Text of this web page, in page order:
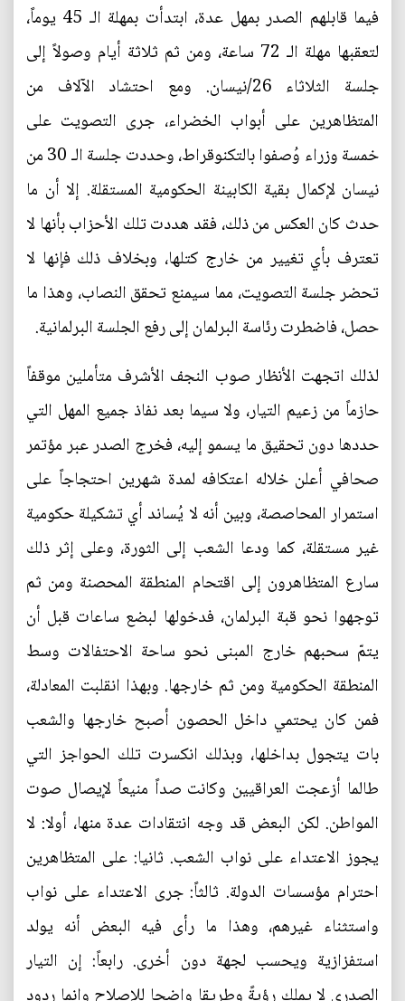
فيما قابلهم الصدر بمهل عدة، ابتدأت بمهلة الـ 45 يوماً،
لتعقبها مهلة الـ 72 ساعة، ومن ثم ثلاثة أيام وصولاً إلى
جلسة الثلاثاء 26/نيسان. ومع احتشاد الآلاف من
المتظاهرين على أبواب الخضراء، جرى التصويت على
خمسة وزراء وُصفوا بالتكنوقراط، وحددت جلسة الـ 30 من
نيسان لإكمال بقية الكابينة الحكومية المستقلة. إلا أن ما
حدث كان العكس من ذلك، فقد هددت تلك الأحزاب بأنها لا
تعترف بأي تغيير من خارج كتلها، وبخلاف ذلك فإنها لا
تحضر جلسة التصويت، مما سيمنع تحقق النصاب، وهذا ما
حصل، فاضطرت رئاسة البرلمان إلى رفع الجلسة البرلمانية.
لذلك اتجهت الأنظار صوب النجف الأشرف متأملين موقفاً
حازماً من زعيم التيار، ولا سيما بعد نفاذ جميع المهل التي
حددها دون تحقيق ما يسمو إليه، فخرج الصدر عبر مؤتمر
صحافي أعلن خلاله اعتكافه لمدة شهرين احتجاجاً على
استمرار المحاصصة، وبين أنه لا يُساند أي تشكيلة حكومية
غير مستقلة، كما ودعا الشعب إلى الثورة، وعلى إثر ذلك
سارع المتظاهرون إلى اقتحام المنطقة المحصنة ومن ثم
توجهوا نحو قبة البرلمان، فدخولها لبضع ساعات قبل أن
يتمّ سحبهم خارج المبنى نحو ساحة الاحتفالات وسط
المنطقة الحكومية ومن ثم خارجها. وبهذا انقلبت المعادلة،
فمن كان يحتمي داخل الحصون أصبح خارجها والشعب
بات يتجول بداخلها، وبذلك انكسرت تلك الحواجز التي
طالما أزعجت العراقيين وكانت صداً منيعاً لإيصال صوت
المواطن. لكن البعض قد وجه انتقادات عدة منها، أولا: لا
يجوز الاعتداء على نواب الشعب. ثانيا: على المتظاهرين
احترام مؤسسات الدولة. ثالثاً: جرى الاعتداء على نواب
واستثناء غيرهم، وهذا ما رأى فيه البعض أنه يولد
استفزازية ويحسب لجهة دون أخرى. رابعاً: إن التيار